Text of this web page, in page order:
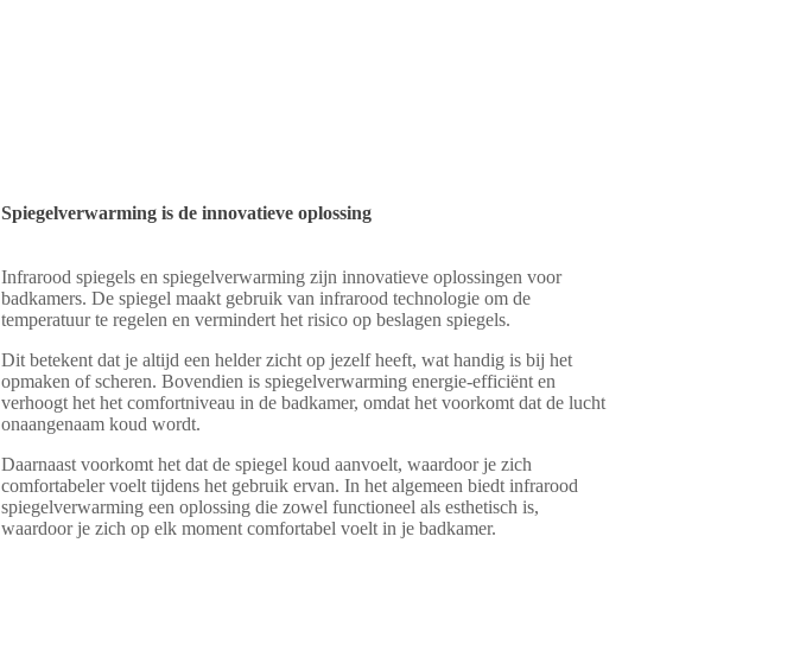
Spiegelverwarming is de innovatieve oplossing
Infrarood spiegels en spiegelverwarming zijn innovatieve oplossingen voor
badkamers. De spiegel maakt gebruik van infrarood technologie om de
temperatuur te regelen en vermindert het risico op beslagen spiegels.
Dit betekent dat je altijd een helder zicht op jezelf heeft, wat handig is bij het
opmaken of scheren. Bovendien is spiegelverwarming energie-efficiënt en
verhoogt het het comfortniveau in de badkamer, omdat het voorkomt dat de lucht
onaangenaam koud wordt.
Daarnaast voorkomt het dat de spiegel koud aanvoelt, waardoor je zich
comfortabeler voelt tijdens het gebruik ervan. In het algemeen biedt infrarood
spiegelverwarming een oplossing die zowel functioneel als esthetisch is,
waardoor je zich op elk moment comfortabel voelt in je badkamer.